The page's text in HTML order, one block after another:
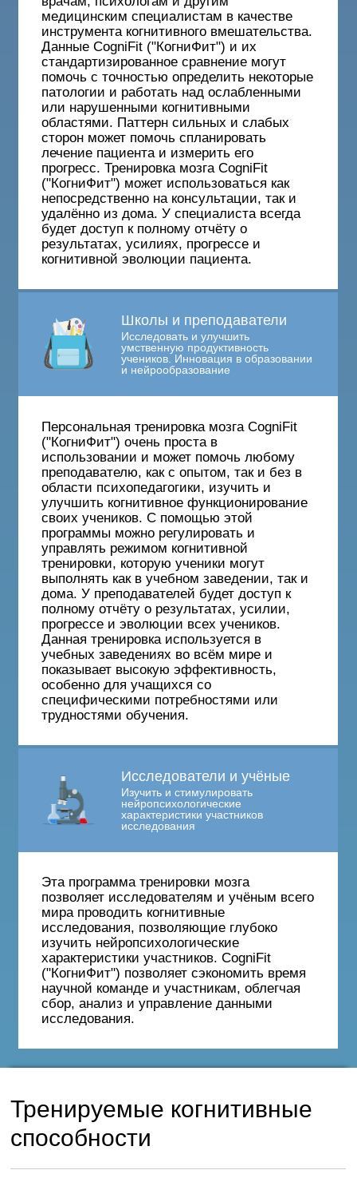
медицинским специалистам в качестве
инструмента когнитивного вмешательства.
Данные CogniFit ("КогниФит") и их
стандартизированное сравнение могут
помочь с точностью определить некоторые
патологии и работать над ослабленными
или нарушенными когнитивными
областями. Паттерн сильных и слабых
сторон может помочь спланировать
лечение пациента и измерить его
прогресс. Тренировка мозга CogniFit
("КогниФит") может использоваться как
непосредственно на консультации, так и
удалённо из дома. У специалиста всегда
будет доступ к полному отчёту о
результатах, усилиях, прогрессе и
когнитивной эволюции пациента.
Школы и преподаватели
Исследовать и улучшить
умственную продуктивность
учеников. Инновация в образовании
и нейрообразование
Персональная тренировка мозга CogniFit
("КогниФит") очень проста в
использовании и может помочь любому
преподавателю, как с опытом, так и без в
области психопедагогики, изучить и
улучшить когнитивное функционирование
своих учеников. С помощью этой
программы можно регулировать и
управлять режимом когнитивной
тренировки, которую ученики могут
выполнять как в учебном заведении, так и
дома. У преподавателей будет доступ к
полному отчёту о результатах, усилии,
прогрессе и эволюции всех учеников.
Данная тренировка используется в
учебных заведениях во всём мире и
показывает высокую эффективность,
особенно для учащихся со
специфическими потребностями или
трудностями обучения.
Исследователи и учёные
Изучить и стимулировать
нейропсихологические
характеристики участников
исследования
Эта программа тренировки мозга
позволяет исследователям и учёным всего
мира проводить когнитивные
исследования, позволяющие глубоко
изучить нейропсихологические
характеристики участников. CogniFit
("КогниФит") позволяет сэкономить время
научной команде и участникам, облегчая
сбор, анализ и управление данными
исследования.
Тренируемые когнитивные
способности